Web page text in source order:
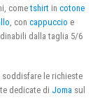
cometshirt in cotone
, con cappuccio e
dalla taglia 5/6
soddisfare le richieste
dedicate di Joma sul